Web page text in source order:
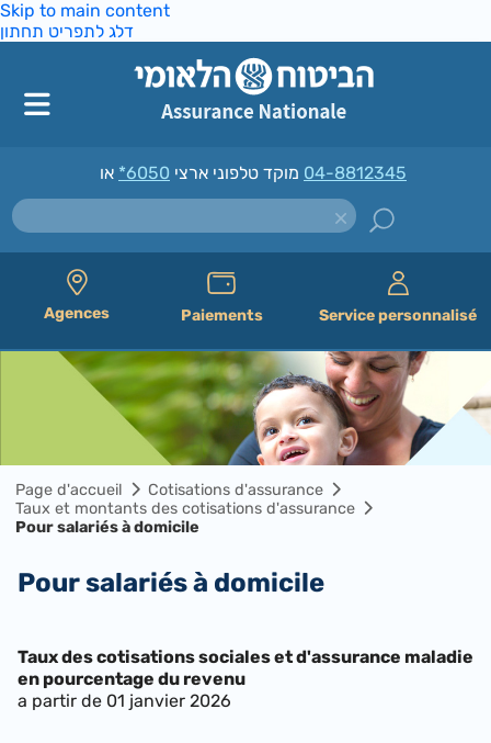
Skip to main content
דלג לתפריט תחתון
מוקד טלפוני ארצי *6050 04-8812345
Agences Paiements Service personnalisé
Page d'accueil
Cotisations d'assurance
Taux et montants des cotisations d'assurance
Pour salariés à domicile
Pour salariés à domicile
Taux des cotisations sociales et d'assurance maladie
en pourcentage du revenu
a partir de 01 janvier 2026